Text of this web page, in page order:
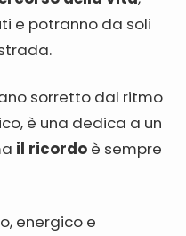
e potranno da soli
sorretto dal ritmo
è una dedica a un
il ricordo è sempre
energico e